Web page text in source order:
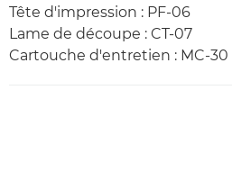
Tête d'impression : PF-06
Lame de découpe : CT-07
Cartouche d'entretien : MC-30